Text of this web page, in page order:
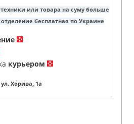
или товара на суму больше
отделение бесплатная по Украине
курьером
ул. Хорива, 1а